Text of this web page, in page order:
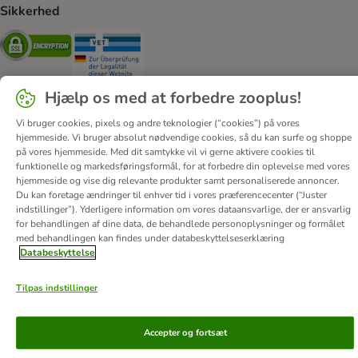
Sikkerhed
Security
Om os Job hos zooplus
Firmaoplysninger
Forordning om digitale tjenester
Generelle vilkår
Fortryd aftale
Betaling Levering
Databeskyttelse
Tilgængelighedserklæring
Corporate Website
© zooplus SE2026
Hjælp os med at forbedre zooplus!
Vi bruger cookies, pixels og andre teknologier (“cookies”) på vores
hjemmeside. Vi bruger absolut nødvendige cookies, så du kan surfe og shoppe
på vores hjemmeside. Med dit samtykke vil vi gerne aktivere cookies til
funktionelle og markedsføringsformål, for at forbedre din oplevelse med vores
hjemmeside og vise dig relevante produkter samt personaliserede annoncer.
Du kan foretage ændringer til enhver tid i vores præferencecenter (“Juster
indstillinger”). Yderligere information om vores dataansvarlige, der er ansvarlig
for behandlingen af ​​dine data, de behandlede personoplysninger og formålet
med behandlingen kan findes under databeskyttelseserklæring
Databeskyttelse
Tilpas indstillinger
Accepter og fortsæt